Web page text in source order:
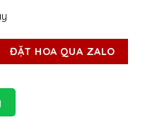
ĐẶT HOA QUA ZALO